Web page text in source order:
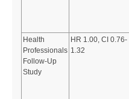
Health
Professionals
Follow-Up
Study
HR 1.00, CI 0.76-
1.32